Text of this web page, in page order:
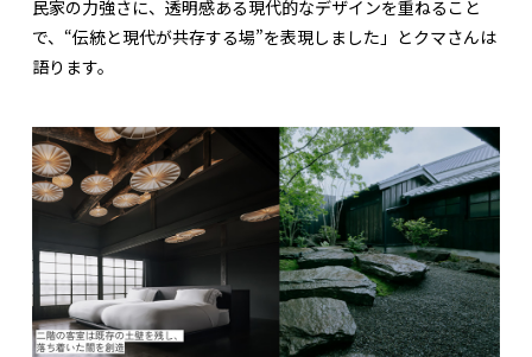
民家の力強さに、透明感ある現代的なデザインを重ねること
で、“伝統と現代が共存する場”を表現しました」とクマさんは
語ります。